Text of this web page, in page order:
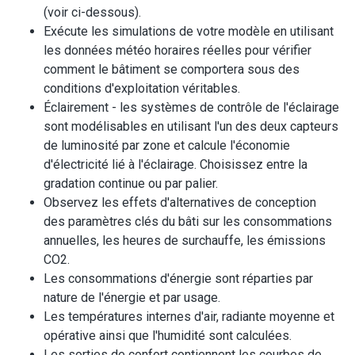
(voir ci-dessous).
Exécute les simulations de votre modèle en utilisant
les données météo horaires réelles pour vérifier
comment le bâtiment se comportera sous des
conditions d'exploitation véritables.
Éclairement - les systèmes de contrôle de l'éclairage
sont modélisables en utilisant l'un des deux capteurs
de luminosité par zone et calcule l'économie
d'électricité lié à l'éclairage. Choisissez entre la
gradation continue ou par palier.
Observez les effets d'alternatives de conception
des paramètres clés du bâti sur les consommations
annuelles, les heures de surchauffe, les émissions
CO2.
Les consommations d'énergie sont réparties par
nature de l'énergie et par usage.
Les températures internes d'air, radiante moyenne et
opérative ainsi que l'humidité sont calculées.